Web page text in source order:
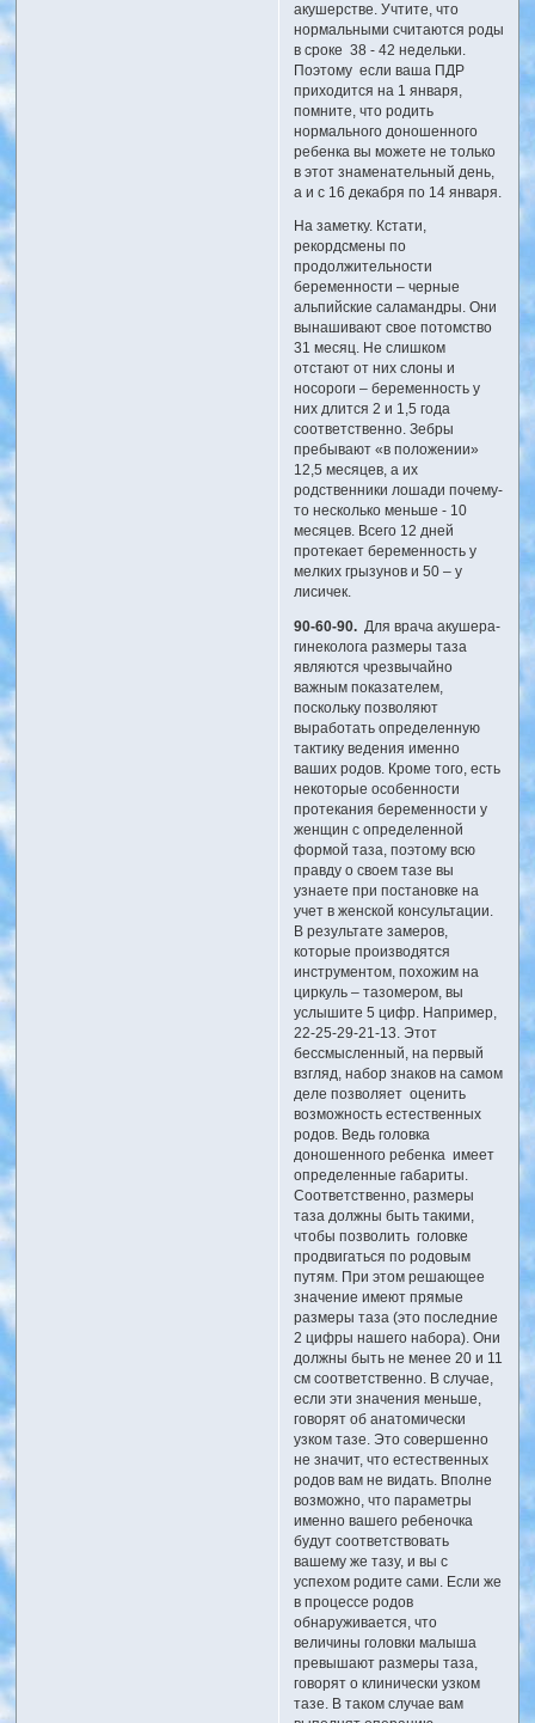
акушерстве. Учтите, что
нормальными считаются роды
в сроке 38 - 42 недельки.
Поэтому если ваша ПДР
приходится на 1 января,
помните, что родить
нормального доношенного
ребенка вы можете не только
в этот знаменательный день,
а и с 16 декабря по 14 января.
На заметку. Кстати,
рекордсмены по
продолжительности
беременности – черные
альпийские саламандры. Они
вынашивают свое потомство
31 месяц. Не слишком
отстают от них слоны и
носороги – беременность у
них длится 2 и 1,5 года
соответственно. Зебры
пребывают «в положении»
12,5 месяцев, а их
родственники лошади почему-
то несколько меньше - 10
месяцев. Всего 12 дней
протекает беременность у
мелких грызунов и 50 – у
лисичек.
90-60-90.Для врача акушера-
гинеколога размеры таза
являются чрезвычайно
важным показателем,
поскольку позволяют
выработать определенную
тактику ведения именно
ваших родов. Кроме того, есть
некоторые особенности
протекания беременности у
женщин с определенной
формой таза, поэтому всю
правду о своем тазе вы
узнаете при постановке на
учет в женской консультации.
В результате замеров,
которые производятся
инструментом, похожим на
циркуль – тазомером, вы
услышите 5 цифр. Например,
22-25-29-21-13. Этот
бессмысленный, на первый
взгляд, набор знаков на самом
деле позволяет оценить
возможность естественных
родов. Ведь головка
доношенного ребенка имеет
определенные габариты.
Соответственно, размеры
таза должны быть такими,
чтобы позволить головке
продвигаться по родовым
путям. При этом решающее
значение имеют прямые
размеры таза (это последние
2 цифры нашего набора). Они
должны быть не менее 20 и 11
см соответственно. В случае,
если эти значения меньше,
говорят об анатомически
узком тазе. Это совершенно
не значит, что естественных
родов вам не видать. Вполне
возможно, что параметры
именно вашего ребеночка
будут соответствовать
вашему же тазу, и вы с
успехом родите сами. Если же
в процессе родов
обнаруживается, что
величины головки малыша
превышают размеры таза,
говорят о клинически узком
тазе. В таком случае вам